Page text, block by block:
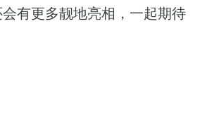
有更多靓地亮相，一起期待